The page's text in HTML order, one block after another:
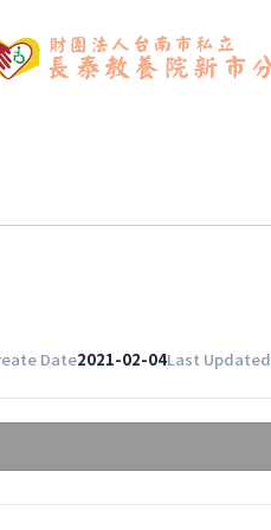
Date2021-02-04Last Updated